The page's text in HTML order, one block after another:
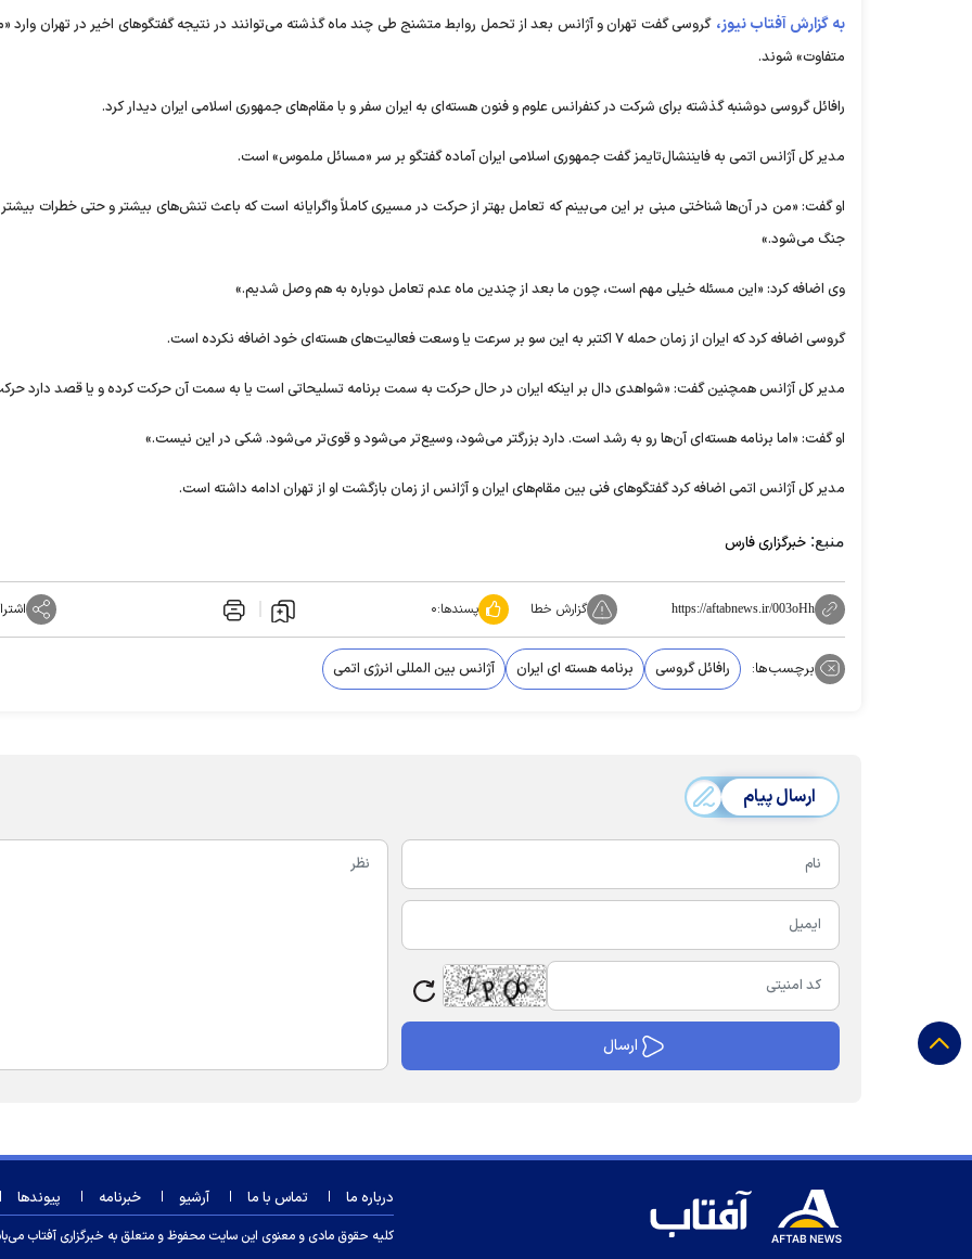
به گزارش آفتاب نیوز، گروسی گفت تهران و آژانس بعد از تحمل روابط متشنج طی چند ماه گذشته می‌توانند در نتیجه گفتگو‌های اخیر در تهران وارد
متفاوت» شوند.
رافائل گروسی دوشنبه گذشته برای شرکت در کنفرانس علوم و فنون هسته‌ای به ایران سفر و با مقام‌های جمهوری اسلامی ایران دیدار کرد.
مدیر کل آژانس اتمی به فایننشال‌تایمز گفت جمهوری اسلامی ایران آماده گفتگو بر سر «مسائل ملموس» است.
او گفت: «من در آن‌ها شناختی مبنی بر این می‌بینم که تعامل بهتر از حرکت در مسیری کاملاً واگرایانه است که باعث تنش‌های بیشتر و حتی خطرات بیشتر
جنگ می‌شود.»
وی اضافه کرد: «این مسئله خیلی مهم است، چون ما بعد از چندین ماه عدم تعامل دوباره به هم وصل شدیم.»
گروسی اضافه کرد که ایران از زمان حمله ۷ اکتبر به این سو بر سرعت یا وسعت فعالیت‌های هسته‌ای خود اضافه نکرده است.
مدیر کل آژانس همچنین گفت: «شواهدی دال بر اینکه ایران در حال حرکت به سمت برنامه تسلیحاتی است یا به سمت آن حرکت کرده و یا قصد دارد
او گفت: «اما برنامه هسته‌ای آن‌ها رو به رشد است. دارد بزرگتر می‌شود، وسیع‌تر می‌شود و قوی‌تر می‌شود. شکی در این نیست.»
مدیر کل آژانس اتمی اضافه کرد گفتگو‌های فنی بین مقام‌های ایران و آژانس از زمان بازگشت او از تهران ادامه داشته است.
منبع: خبرگزاری فارس
https://aftabnews.ir/003oHh گزارش خطا پسندها:۰
برچسب‌ها: رافائل گروسی برنامه هسته ای ایران آژانس بین المللی انرژی اتمی
ارسال پیام
درباره ما تماس با ما آرشیو خبرنامه پیوندها
کلیه حقوق مادی و معنوی این سایت محفوظ و متعلق به خبرگزاری آفتاب